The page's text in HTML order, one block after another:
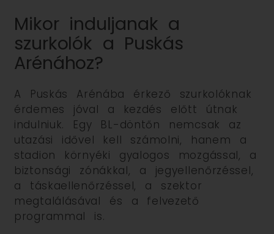
Mikor induljanak a
szurkolók a Puskás
Arénához?
A Puskás Arénába érkező szurkolóknak
érdemes jóval a kezdés előtt útnak
indulniuk. Egy BL-döntőn nemcsak az
utazási idővel kell számolni, hanem a
stadion környéki gyalogos mozgással, a
biztonsági zónákkal, a jegyellenőrzéssel,
a táskaellenőrzéssel, a szektor
megtalálásával és a felvezető
programmal is.